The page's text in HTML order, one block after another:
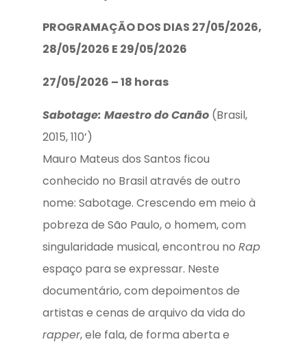
PROGRAMAÇÃO DOS DIAS 27/05/2026,
28/05/2026 E 29/05/2026
27/05/2026 – 18 horas
Sabotage: Maestro do Canão (Brasil,
2015, 110’)
Mauro Mateus dos Santos ficou
conhecido no Brasil através de outro
nome: Sabotage. Crescendo em meio à
pobreza de São Paulo, o homem, com
singularidade musical, encontrou no Rap
espaço para se expressar. Neste
documentário, com depoimentos de
artistas e cenas de arquivo da vida do
rapper, ele fala, de forma aberta e